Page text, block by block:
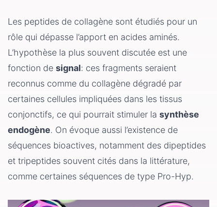
Les peptides de collagène sont étudiés pour un
rôle qui dépasse l’apport en acides aminés.
L’hypothèse la plus souvent discutée est une
fonction de signal: ces fragments seraient
reconnus comme du collagène dégradé par
certaines cellules impliquées dans les tissus
conjonctifs, ce qui pourrait stimuler la synthèse
endogène. On évoque aussi l’existence de
séquences bioactives, notamment des dipeptides
et tripeptides souvent cités dans la littérature,
comme certaines séquences de type Pro-Hyp.